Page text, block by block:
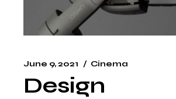
June 9, 2021 Cinema
Design